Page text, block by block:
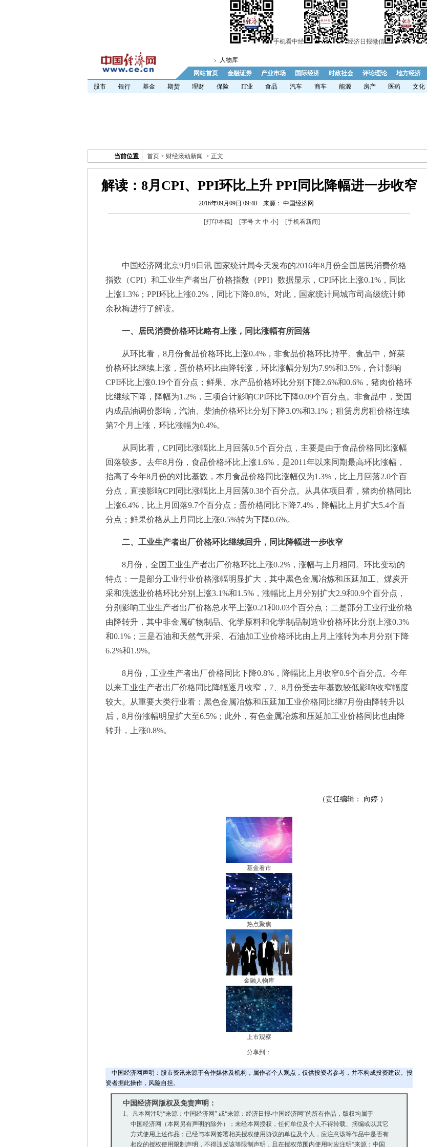
手机看中经 经济日报微信
人物库
网站首页
金融证券 产业市场 国际经济 时政社会 评论理论 地方经济
股市
银行 基金 期货 理财 保险 IT业 食品 汽车 商车 能源 房产 医药 文化
当前位置 首页 > 财经滚动新闻 > 正文
解读：8月CPI、PPI环比上升 PPI同比降幅进一步收窄
2016年09月09日 09:40 来源： 中国经济网
[打印本稿] [字号 大 中 小] [手机看新闻]
中国经济网北京9月9日讯 国家统计局今天发布的2016年8月份全国居民消费价格
指数（CPI）和工业生产者出厂价格指数（PPI）数据显示，CPI环比上涨0.1%，同比
上涨1.3%；PPI环比上涨0.2%，同比下降0.8%。对此，国家统计局城市司高级统计师
余秋梅进行了解读。
一、居民消费价格环比略有上涨，同比涨幅有所回落
从环比看，8月份食品价格环比上涨0.4%，非食品价格环比持平。食品中，鲜菜
价格环比继续上涨，蛋价格环比由降转涨，环比涨幅分别为7.9%和3.5%，合计影响
CPI环比上涨0.19个百分点；鲜果、水产品价格环比分别下降2.6%和0.6%，猪肉价格环
比继续下降，降幅为1.2%，三项合计影响CPI环比下降0.09个百分点。非食品中，受国
内成品油调价影响，汽油、柴油价格环比分别下降3.0%和3.1%；租赁房房租价格连续
第7个月上涨，环比涨幅为0.4%。
从同比看，CPI同比涨幅比上月回落0.5个百分点，主要是由于食品价格同比涨幅
回落较多。去年8月份，食品价格环比上涨1.6%，是2011年以来同期最高环比涨幅，
抬高了今年8月份的对比基数，本月食品价格同比涨幅仅为1.3%，比上月回落2.0个百
分点，直接影响CPI同比涨幅比上月回落0.38个百分点。从具体项目看，猪肉价格同比
上涨6.4%，比上月回落9.7个百分点；蛋价格同比下降7.4%，降幅比上月扩大5.4个百
分点；鲜果价格从上月同比上涨0.5%转为下降0.6%。
二、工业生产者出厂价格环比继续回升，同比降幅进一步收窄
8月份，全国工业生产者出厂价格环比上涨0.2%，涨幅与上月相同。环比变动的
特点：一是部分工业行业价格涨幅明显扩大，其中黑色金属冶炼和压延加工、煤炭开
采和洗选业价格环比分别上涨3.1%和1.5%，涨幅比上月分别扩大2.9和0.9个百分点，
分别影响工业生产者出厂价格总水平上涨0.21和0.03个百分点；二是部分工业行业价格
由降转升，其中非金属矿物制品、化学原料和化学制品制造业价格环比分别上涨0.3%
和0.1%；三是石油和天然气开采、石油加工业价格环比由上月上涨转为本月分别下降
6.2%和1.9%。
8月份，工业生产者出厂价格同比下降0.8%，降幅比上月收窄0.9个百分点。今年
以来工业生产者出厂价格同比降幅逐月收窄，7、8月份受去年基数较低影响收窄幅度
较大。从重要大类行业看：黑色金属冶炼和压延加工业价格同比继7月份由降转升以
后，8月份涨幅明显扩大至6.5%；此外，有色金属冶炼和压延加工业价格同比也由降
转升，上涨0.8%。
（责任编辑： 向婷 ）
基金看市
热点聚焦
金融人物库
上市观察
分享到：
中国经济网声明：股市资讯来源于合作媒体及机构，属作者个人观点，仅供投资者参考，并不构成投资建议。投
资者据此操作，风险自担。
中国经济网版权及免责声明：
1、凡本网注明“来源：中国经济网” 或“来源：经济日报-中国经济网”的所有作品，版权均属于
中国经济网（本网另有声明的除外）；未经本网授权，任何单位及个人不得转载、摘编或以其它
方式使用上述作品；已经与本网签署相关授权使用协议的单位及个人，应注意该等作品中是否有
相应的授权使用限制声明，不得违反该等限制声明，且在授权范围内使用时应注明“来源：中国